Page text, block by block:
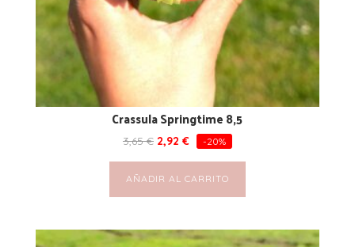
Crassula Springtime 8,5
3,65€ 2,92 € -20%
AÑADIR AL CARRITO